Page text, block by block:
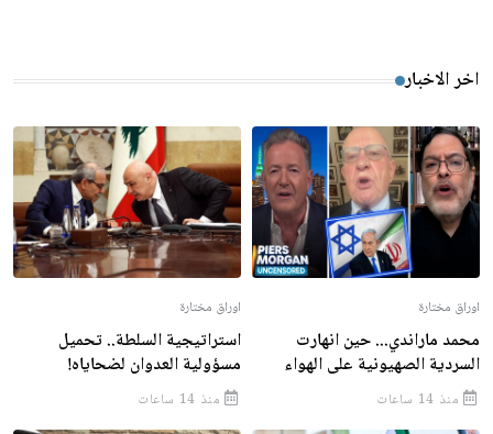
اخر الاخبار
اوراق مختارة
محمد ماراندي... حين انهارت
السردية الصهيونية على الهواء
منذ 14 ساعات
اوراق مختارة
استراتيجية السلطة.. تحميل
مسؤولية العدوان لضحاياه!
منذ 14 ساعات